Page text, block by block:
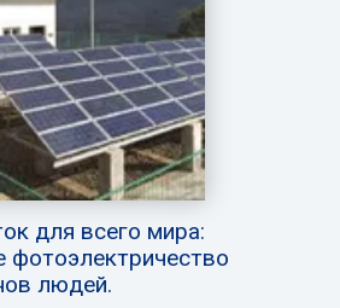
для всего мира:
фотоэлектричество
людей.